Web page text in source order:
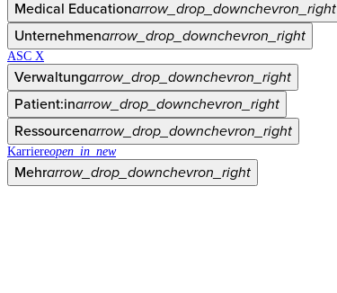
Medical Educationarrow_drop_downchevron_right
Unternehmenarrow_drop_downchevron_right
ASC X
Verwaltungarrow_drop_downchevron_right
Patient:inarrow_drop_downchevron_right
Ressourcenarrow_drop_downchevron_right
Karriereopen_in_new
Mehrarrow_drop_downchevron_right